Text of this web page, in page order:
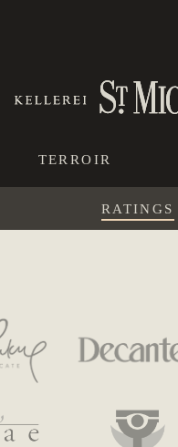
TERROIR
RATINGS